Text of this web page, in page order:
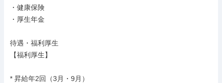
・健康保険
・厚生年金
待遇・福利厚生
【福利厚生】
* 昇給年2回（3月・9月）